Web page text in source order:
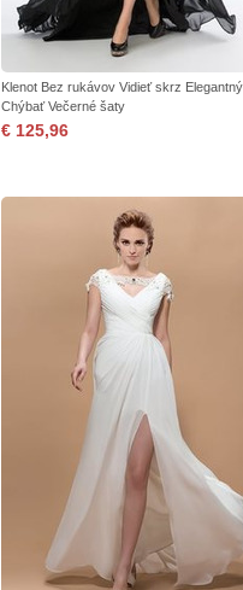
Klenot Bez rukávov Vidieť skrz
Chýbať Večerné šaty
€ 125,96